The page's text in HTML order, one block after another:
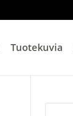
Tuotekuvia